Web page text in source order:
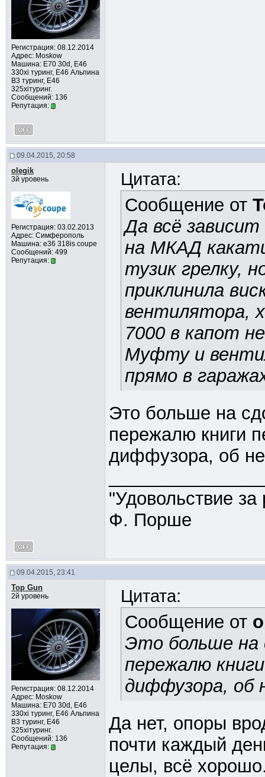
Регистрация: 08.12.2014
Адрес: Moskow
Машина: E70 30d, Е46
330xi туринг, Е46 Альпина
В3 туринг, Е46
325xiтуринг.
Сообщений: 136
Репутация:
09.04.2015, 20:58
olegik
3й уровень
Регистрация: 03.02.2013
Адрес: Симферополь
Машина: e36 318is coupe
Сообщений: 499
Репутация:
Цитата:
Сообщение от
Да всё
на МКАД
тузик грелку,
приклинила
вентилятора,
7000 в капот
Муфту и
прямо в
Это больше на
пережалю книги
диффузора, об
"Удовольствие
Ф. Порше
09.04.2015, 23:41
Top Gun
2й уровень
Регистрация: 08.12.2014
Адрес: Moskow
Машина: E70 30d, Е46
330xi туринг, Е46 Альпина
В3 туринг, Е46
325xiтуринг.
Сообщений: 136
Репутация:
Цитата:
Сообщение от
Это больше на
пережалю
диффузора, об
Да нет, опоры
почти каждый
целы, всё